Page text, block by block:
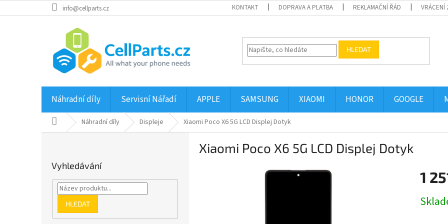
na
info@cellparts.cz KONTAKT DOPRAVA A PLATBA REKLAMAČNÍ ŘÁD VRÁCENÍ
HLEDAT
Náhradní díly Servisní Nářadí APPLE SAMSUNG XIAOMI HONOR GOOGLE
Domů Náhradní díly Displeje Xiaomi Poco X6 5G LCD Displej Dotyk
Vyhledávání
HLEDAT
Xiaomi Poco X6 5G LCD Displej Dotyk
1
cena: